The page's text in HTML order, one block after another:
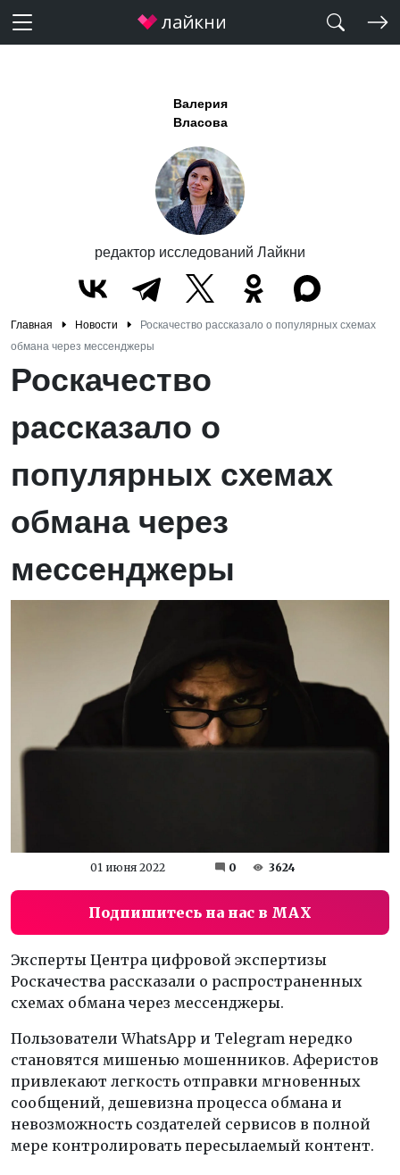
Валерия
Власова
редактор исследований Лайкни
Главная Новости
Роскачество рассказало о популярных схемах
обмана через мессенджеры
Роскачество
рассказало о
популярных схемах
обмана через
мессенджеры
01 июня 2022 0 3624
Подпишитесь на нас в MAX
Эксперты Центра цифровой экспертизы
Роскачества рассказали о распространенных
схемах обмана через мессенджеры.
Пользователи WhatsApp и Telegram нередко
становятся мишенью мошенников. Аферистов
привлекают легкость отправки мгновенных
сообщений, дешевизна процесса обмана и
невозможность создателей сервисов в полной
мере контролировать пересылаемый контент.